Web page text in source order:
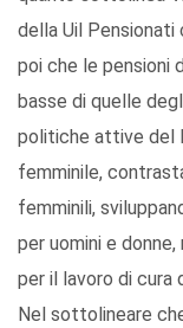
della Uil Pensionati
poi che le pensioni
basse di quelle
politiche attive del
femminile,
femminili,
per uomini e
per il lavoro di cura
Nel sottolineare